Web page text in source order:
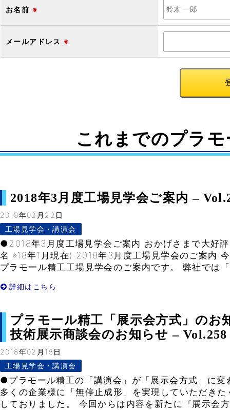
お名前 ※
メールアドレス ※
これまでのプラ
2018年3月度工場見学会ご案内 –
2018年02月22日
工場見学会・講演会
●2018年3月度工場見学会ご案内 おかげさまで大好
名 ※18年1月現在) 2018年3月度工場見学会のご案内
プラモール精工工場見学会のご案内です。 弊社では
詳細はこちら
プラモール精工「展示会方式」のお
技術展示商談会のお知らせ – Vol.258
2018年02月15日
工場見学会・講演会
●プラモール精工の「講演会」が「展示会方式」に変
多くの企業様に「無停止成形」を実現していただき
しておりました。 今回からは内容を新たに『展示会